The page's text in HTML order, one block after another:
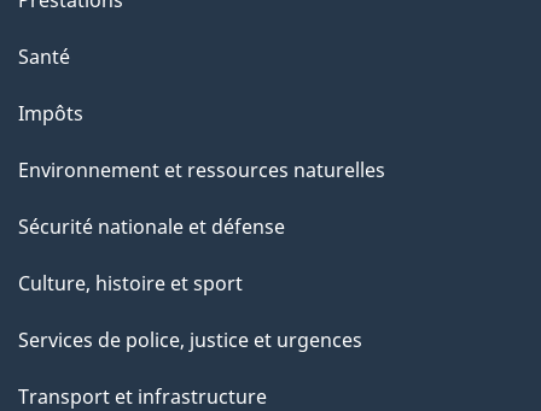
"
Santé
Impôts
Environnement et ressources naturelles
Sécurité nationale et défense
Culture, histoire et sport
Services de police, justice et urgences
Transport et infrastructure